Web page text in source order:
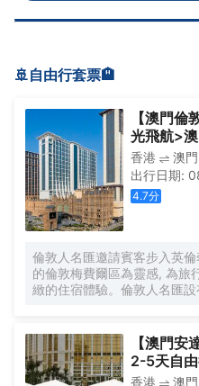
🚢自由行套票🏨
【澳門
光飛航>
香港 澳門
出行日期:
4.7分
倫敦人名匯邀請賓客步入英
的倫敦梅費爾區為靈感, 為旅
緻的住宿體驗。倫敦人名匯
心設計的一系列客房及套房
為特色, 是休閒和放鬆的理想
驗更上一層樓。倫敦人名匯
【澳門
2-5天自
香港 澳門